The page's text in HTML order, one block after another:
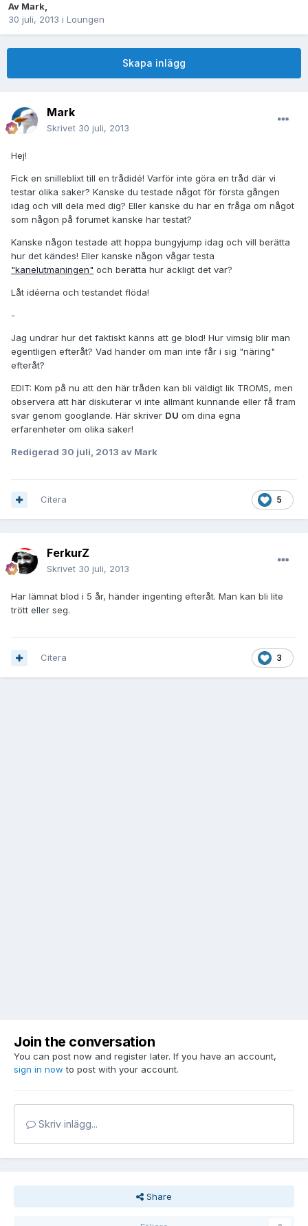
Av Mark,
30 juli, 2013 i Loungen
Skapa inlägg
Mark
Skrivet 30 juli, 2013
Hej!
Fick en snilleblixt till en trådidé! Varför inte göra en tråd där vi
testar olika saker? Kanske du testade något för första gången
idag och vill dela med dig? Eller kanske du har en fråga om något
som någon på forumet kanske har testat?
Kanske någon testade att hoppa bungyjump idag och vill berätta
hur det kändes! Eller kanske någon vågar testa
"kanelutmaningen" och berätta hur äckligt det var?
Låt idéerna och testandet flöda!
-
Jag undrar hur det faktiskt känns att ge blod! Hur vimsig blir man
egentligen efteråt? Vad händer om man inte får i sig "näring"
efteråt?
EDIT: Kom på nu att den här tråden kan bli väldigt lik TROMS, men
observera att här diskuterar vi inte allmänt kunnande eller få fram
svar genom googlande. Här skriver DU om dina egna
erfarenheter om olika saker!
Redigerad 30 juli, 2013 av Mark
5
Citera
FerkurZ
Skrivet 30 juli, 2013
Har lämnat blod i 5 år, händer ingenting efteråt. Man kan bli lite
trött eller seg.
3
Citera
Join the conversation
You can post now and register later. If you have an account,
sign in now to post with your account.
Skriv inlägg...
Share